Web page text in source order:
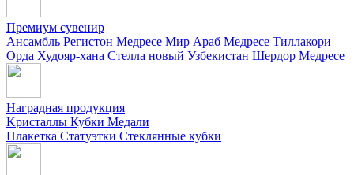
Премиум сувенир
Ансамбль Регистон Медресе Мир Араб Медресе Тиллакори
Орда Худояр-хана Стелла новый Узбекистан Шердор Медресе
Наградная продукция
Kристаллы Кубки Медали
Плакетка Статуэтки Стеклянные кубки